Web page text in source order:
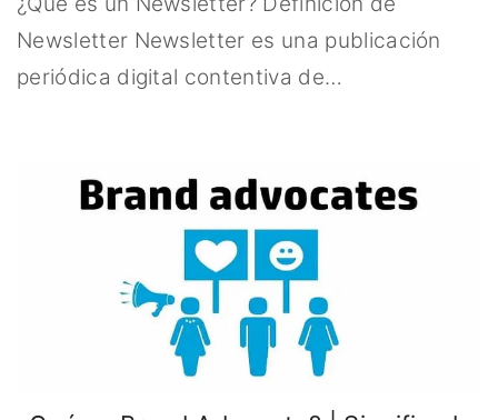
Newsletter Newsletter es una publicación
periódica digital contentiva de…